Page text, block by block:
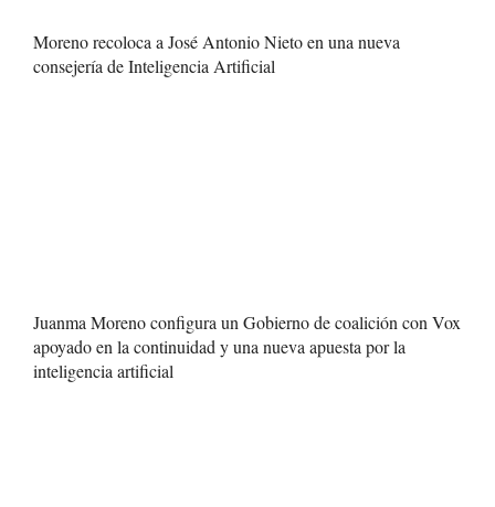
Moreno recoloca a José Antonio Nieto en una nueva
consejería de Inteligencia Artificial
Juanma Moreno configura un Gobierno de coalición con Vox
apoyado en la continuidad y una nueva apuesta por la
inteligencia artificial